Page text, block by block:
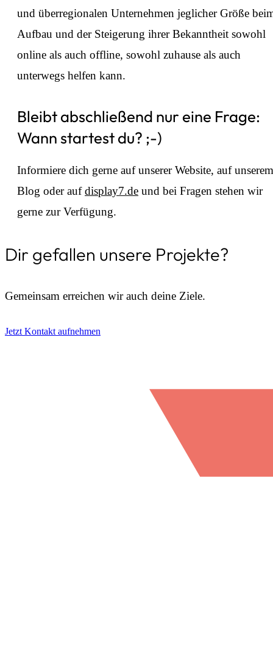
und überregionalen Unternehmen jeglicher Größe
Aufbau und der Steigerung ihrer Bekanntheit sowohl
online als auch offline, sowohl zuhause als auch
unterwegs helfen kann.
⁠Bleibt abschließend nur eine Frage:
Wann startest du? ;-)
Informiere dich gerne auf unserer Website, auf unserem
Blog oder aufdisplay7.de und bei Fragen stehen wir
gerne zur Verfügung.
Dir gefallen unsere Projekte?
Gemeinsam erreichen wir auch deine Ziele.
Jetzt Kontakt aufnehmen